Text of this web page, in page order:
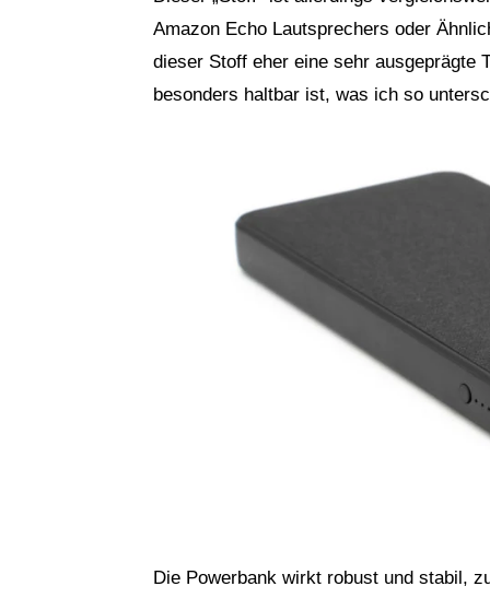
Amazon Echo Lautsprechers oder
dieser Stoff eher eine sehr ausgeprägte
besonders haltbar ist, was ich so
Die Powerbank wirkt robust und stabil,